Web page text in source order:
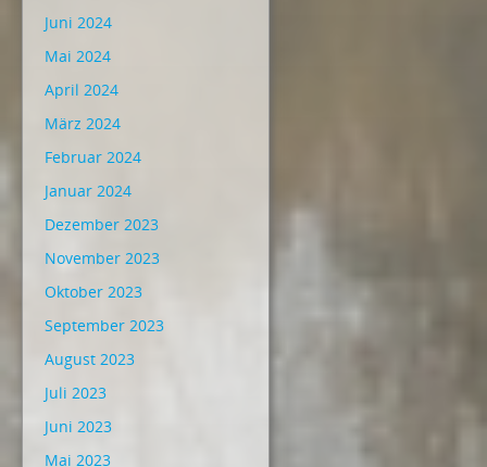
Juni 2024
Mai 2024
April 2024
März 2024
Februar 2024
Januar 2024
Dezember 2023
November 2023
Oktober 2023
September 2023
August 2023
Juli 2023
Juni 2023
Mai 2023